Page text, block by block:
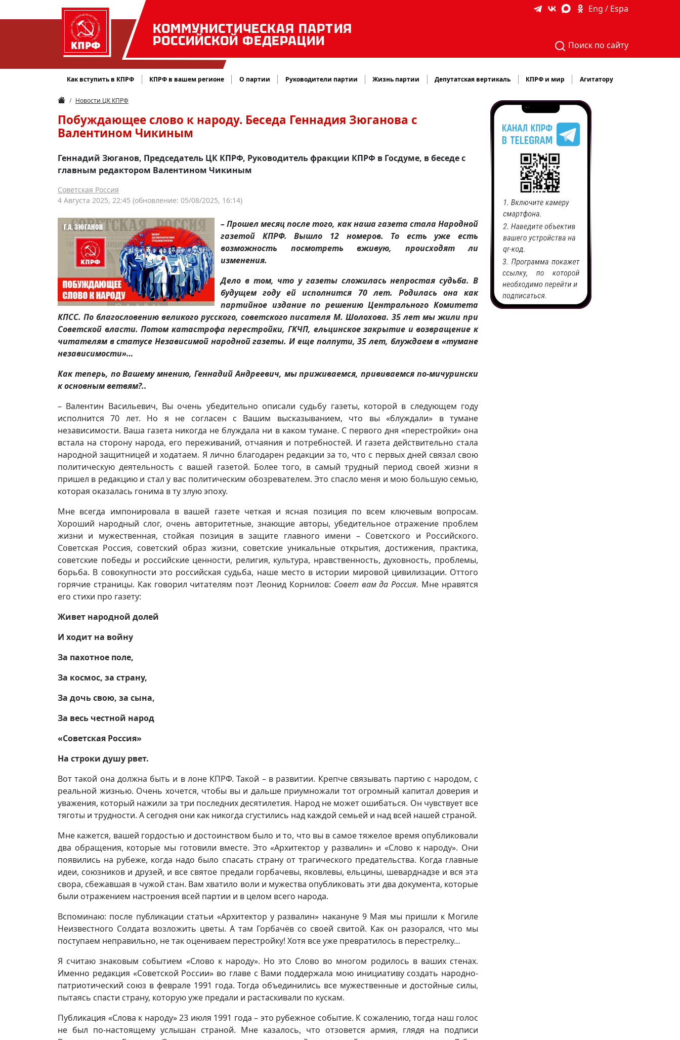
КОММУНИСТИЧЕСКАЯ ПАРТИЯ
РОССИЙСКОЙ ФЕДЕРАЦИИ
Eng / Espa
Поиск по сайту
Как вступить в КПРФ КПРФ в вашем регионе О партии Руководители партии Жизнь партии Депутатская вертикаль КПРФ и мир Агитатору
Новости ЦК КПРФ
Побуждающее слово к народу. Беседа Геннадия Зюганова с
Валентином Чикиным
Геннадий Зюганов, Председатель ЦК КПРФ, Руководитель фракции КПРФ в Госдуме, в беседе с
главным редактором Валентином Чикиным
Советская Россия
4 Августа 2025, 22:45 (обновление: 05/08/2025, 16:14)
– Прошел месяц после того, как наша газета стала Народной
газетой КПРФ. Вышло 12 номеров. То есть уже есть
возможность посмотреть вживую, происходят ли
изменения.
Дело в том, что у газеты сложилась непростая судьба. В
будущем году ей исполнится 70 лет. Родилась она как
партийное издание по решению Центрального Комитета
КПСС. По благословению великого русского, советского писателя М. Шолохова. 35 лет мы жили при
Советской власти. Потом катастрофа перестройки, ГКЧП, ельцинское закрытие и возвращение к
читателям в статусе Независимой народной газеты. И еще полпути, 35 лет, блуждаем в «тумане
независимости»…
Как теперь, по Вашему мнению, Геннадий Андреевич, мы приживаемся, прививаемся по-мичурински
к основным ветвям?..
– Валентин Васильевич, Вы очень убедительно описали судьбу газеты, которой в следующем году
исполнится 70 лет. Но я не согласен с Вашим высказыванием, что вы «блуждали» в тумане
независимости. Ваша газета никогда не блуждала ни в каком тумане. С первого дня «перестройки» она
встала на сторону народа, его переживаний, отчаяния и потребностей. И газета действительно стала
народной защитницей и ходатаем. Я лично благодарен редакции за то, что с первых дней связал свою
политическую деятельность с вашей газетой. Более того, в самый трудный период своей жизни я
пришел в редакцию и стал у вас политическим обозревателем. Это спасло меня и мою большую семью,
которая оказалась гонима в ту злую эпоху.
Мне всегда импонировала в вашей газете четкая и ясная позиция по всем ключевым вопросам.
Хороший народный слог, очень авторитетные, знающие авторы, убедительное отражение проблем
жизни и мужественная, стойкая позиция в защите главного имени – Советского и Российского.
Советская Россия, советский образ жизни, советские уникальные открытия, достижения, практика,
советские победы и российские ценности, религия, культура, нравственность, духовность, проблемы,
борьба. В совокупности это российская судьба, наше место в истории мировой цивилизации. Оттого
горячие страницы. Как говорил читателям поэт Леонид Корнилов: Совет вам да Россия. Мне нравятся
его стихи про газету:
Живет народной долей
И ходит на войну
За пахотное поле,
За космос, за страну,
За дочь свою, за сына,
За весь честной народ
«Советская Россия»
На строки душу рвет.
Вот такой она должна быть и в лоне КПРФ. Такой – в развитии. Крепче связывать партию с народом, с
реальной жизнью. Очень хочется, чтобы вы и дальше приумножали тот огромный капитал доверия и
уважения, который нажили за три последних десятилетия. Народ не может ошибаться. Он чувствует все
тяготы и трудности. А сегодня они как никогда сгустились над каждой семьей и над всей нашей страной.
Мне кажется, вашей гордостью и достоинством было и то, что вы в самое тяжелое время опубликовали
два обращения, которые мы готовили вместе. Это «Архитектор у развалин» и «Слово к народу». Они
появились на рубеже, когда надо было спасать страну от трагического предательства. Когда главные
идеи, союзников и друзей, и все святое предали горбачевы, яковлевы, ельцины, шеварднадзе и вся эта
свора, сбежавшая в чужой стан. Вам хватило воли и мужества опубликовать эти два документа, которые
были отражением настроения всей партии и в целом всего народа.
Вспоминаю: после публикации статьи «Архитектор у развалин» накануне 9 Мая мы пришли к Могиле
Неизвестного Солдата возложить цветы. А там Горбачёв со своей свитой. Как он разорался, что мы
поступаем неправильно, не так оцениваем перестройку! Хотя все уже превратилось в перестрелку…
Я считаю знаковым событием «Слово к народу». Но это Слово во многом родилось в ваших стенах.
Именно редакция «Советской России» во главе с Вами поддержала мою инициативу создать народно-
патриотический союз в феврале 1991 года. Тогда объединились все мужественные и достойные силы,
пытаясь спасти страну, которую уже предали и растаскивали по кускам.
Публикация «Слова к народу» 23 июля 1991 года – это рубежное событие. К сожалению, тогда наш голос
не был по-настоящему услышан страной. Мне казалось, что отзовется армия, глядя на подписи